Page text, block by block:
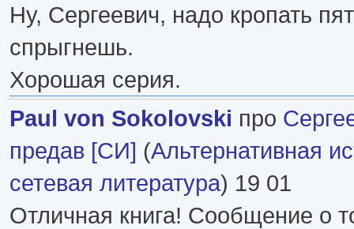
Ну, Сергеевич, надо кропать
спрыгнешь.
Хорошая серия.
Paul von Sokolovski про
предав [СИ] (Альтернативная
сетевая литература) 19 01
Отличная книга! Сообщение о